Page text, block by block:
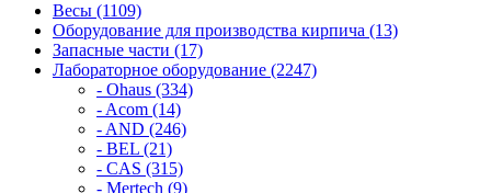
Весы (1109)
Оборудование для производства кирпича (13)
Запасные части (17)
Лабораторное оборудование (2247)
- Ohaus (334)
- Acom (14)
- AND (246)
- BEL (21)
- CAS (315)
- Mertech (9)